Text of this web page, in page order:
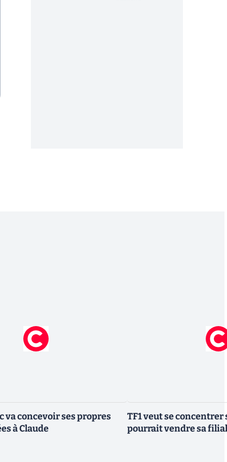
va concevoir ses propres
à Claude
TF1 veut se
pourrait vendre sa